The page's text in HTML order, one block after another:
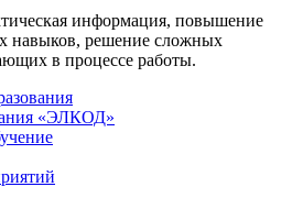
информация, повышение
навыков, решение сложных
в процессе работы.
«ЭЛКОД»